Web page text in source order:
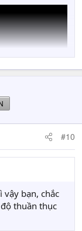
#10
bạn, chắc
thuần thục